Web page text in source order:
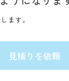
ます。
見積りを依頼